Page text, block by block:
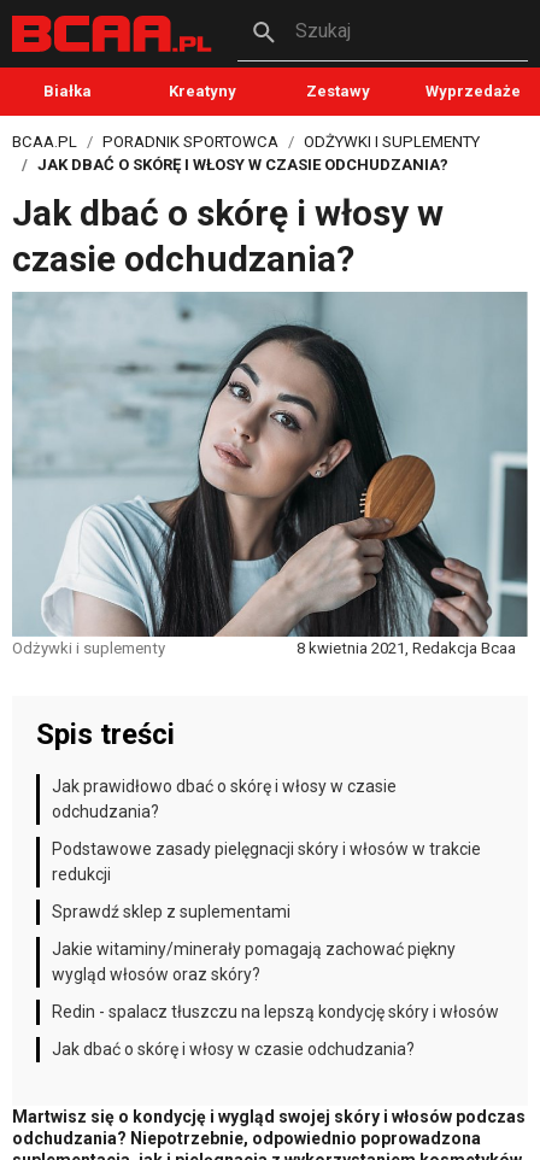
Szukaj
Białka Kreatyny Zestawy Wyprzedaże
BCAA.PL PORADNIK SPORTOWCA
ODŻYWKI I SUPLEMENTY
JAK DBAĆ O SKÓRĘ I WŁOSY W CZASIE ODCHUDZANIA?
Jak dbać o skórę i włosy w
czasie odchudzania?
Odżywki i suplementy 8 kwietnia 2021, Redakcja Bcaa
Spis treści
Jak prawidłowo dbać o skórę i włosy w czasie
odchudzania?
Podstawowe zasady pielęgnacji skóry i włosów w trakcie
redukcji
Sprawdź sklep z suplementami
Jakie witaminy/minerały pomagają zachować piękny
wygląd włosów oraz skóry?
Redin - spalacz tłuszczu na lepszą kondycję skóry i włosów
Jak dbać o skórę i włosy w czasie odchudzania?
Martwisz się o kondycję i wygląd swojej skóry i włosów podczas
odchudzania? Niepotrzebnie, odpowiednio poprowadzona